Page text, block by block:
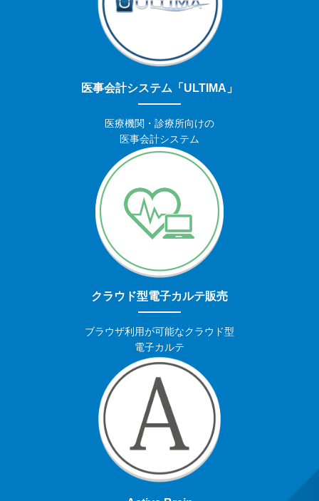
医事会計システム「ULTIMA」
医療機関・診療所向けの
医事会計システム
クラウド型電子カルテ販売
ブラウザ利用が可能なクラウド型
電子カルテ